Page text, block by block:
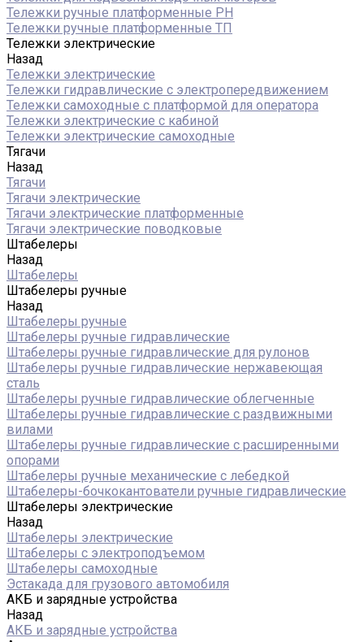
Тележки ручные платформенные PH
Тележки ручные платформенные ТП
Тележки электрические
Назад
Тележки электрические
Тележки гидравлические с электропередвижением
Тележки самоходные с платформой для оператора
Тележки электрические с кабиной
Тележки электрические самоходные
Тягачи
Назад
Тягачи
Тягачи электрические
Тягачи электрические платформенные
Тягачи электрические поводковые
Штабелеры
Назад
Штабелеры
Штабелеры ручные
Назад
Штабелеры ручные
Штабелеры ручные гидравлические
Штабелеры ручные гидравлические для рулонов
Штабелеры ручные гидравлические нержавеющая
сталь
Штабелеры ручные гидравлические облегченные
Штабелеры ручные гидравлические с раздвижными
вилами
Штабелеры ручные гидравлические с расширенными
опорами
Штабелеры ручные механические с лебедкой
Штабелеры-бочкокантователи ручные гидравлические
Штабелеры электрические
Назад
Штабелеры электрические
Штабелеры с электроподъемом
Штабелеры самоходные
Эстакада для грузового автомобиля
АКБ и зарядные устройства
Назад
АКБ и зарядные устройства